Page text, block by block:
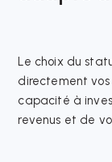
Le choix du
directement vos
capacité à
revenus et de